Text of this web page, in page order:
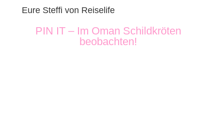
Eure Steffi von Reiselife
PIN IT – Im Oman Schildkröten
beobachten!